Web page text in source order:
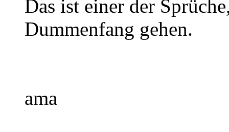
Das ist einer der
Dummenfang gehen.
ama